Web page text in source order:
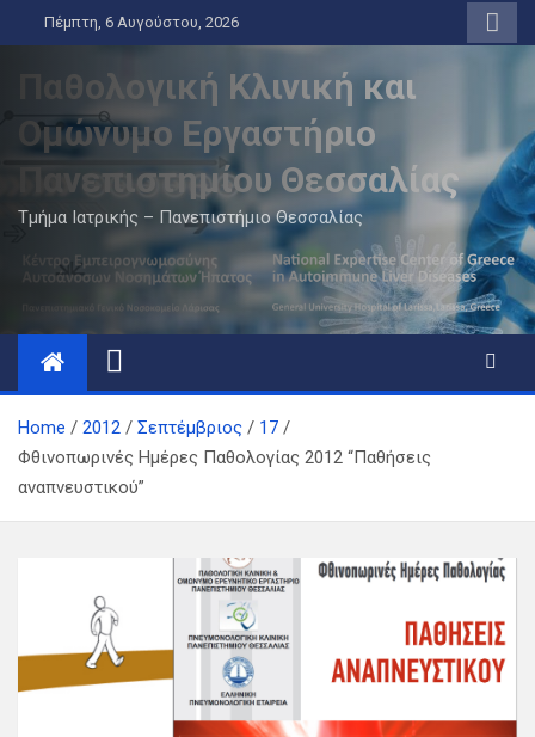
to
Πέμπτη, 6 Αυγούστου, 2026
Παθολογική Κλινική και
Ομώνυμο Εργαστήριο
Πανεπιστημίου Θεσσαλίας
Τμήμα Ιατρικής – Πανεπιστήμιο Θεσσαλίας
Home 2012 Σεπτέμβριος
17
Φθινοπωρινές Ημέρες Παθολογίας 2012 “Παθήσεις
αναπνευστικού”